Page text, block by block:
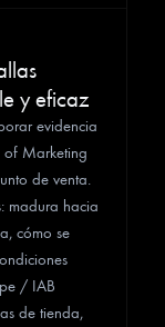
y eficaz
evidencia
of Marketing
de venta.
madura hacia
cómo se
/ IAB
de tienda,